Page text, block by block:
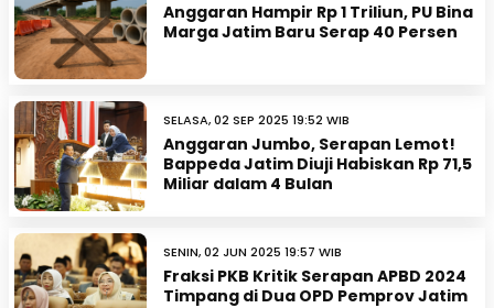
Anggaran Hampir Rp 1 Triliun, PU Bina
Marga Jatim Baru Serap 40 Persen
SELASA, 02 SEP 2025 19:52 WIB
Anggaran Jumbo, Serapan Lemot!
Bappeda Jatim Diuji Habiskan Rp 71,5
Miliar dalam 4 Bulan
SENIN, 02 JUN 2025 19:57 WIB
Fraksi PKB Kritik Serapan APBD 2024
Timpang di Dua OPD Pemprov Jatim